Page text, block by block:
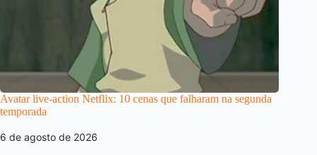
Avatar live-action Netflix: 10 cenas que falharam na segunda
temporada
6 de agosto de 2026